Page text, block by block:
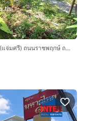
ที่ดินเปล่า 153.2 ตร.ว. ที่ดินเปล่า ซอยบางพรม48 (แจ่มศรี) ถนนราชพฤกษ์ ถนนพุทธมณฑลสาย1 ถนนพรานนก-กาญจนาภิเษก เขตตลิ่งชัน กรุงเทพมหานคร